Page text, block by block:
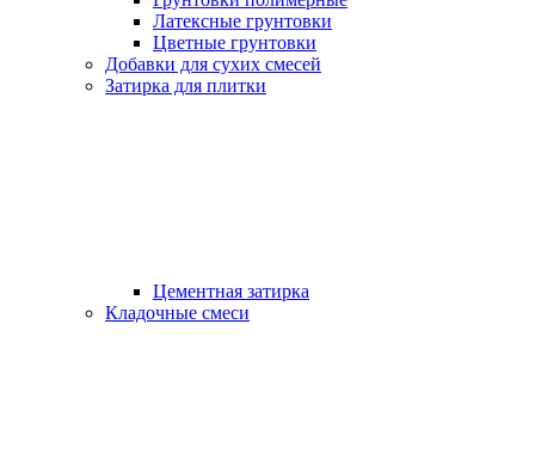
Латексные грунтовки
Цветные грунтовки
Добавки для сухих смесей
Затирка для плитки
Цементная затирка
Кладочные смеси